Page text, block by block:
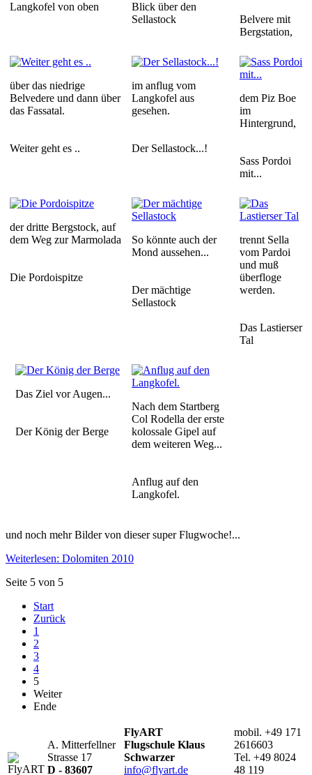
Langkofel von oben
Blick über den
Sellastock
Belvere mit
Bergstation,
über das niedrige
Belvedere und dann über
das Fassatal.
Weiter geht es ..
im anflug vom
Langkofel aus
gesehen.
Der Sellastock...!
dem Piz Boe
im
Hintergrund,
Sass Pordoi
mit...
der dritte Bergstock, auf
dem Weg zur Marmolada
Die Pordoispitze
So könnte auch der
Mond aussehen...
Der mächtige
Sellastock
trennt Sella
vom Pardoi
und muß
überfloge
werden.
Das Lastierser
Tal
Das Ziel vor Augen...
Der König der Berge
Nach dem Startberg
Col Rodella der erste
kolossale Gipel auf
dem weiteren Weg...
Anflug auf den
Langkofel.
und noch mehr Bilder von dieser super Flugwoche!...
Weiterlesen: Dolomiten 2010
Seite 5 von 5
Start
Zurück
1
2
3
4
5
Weiter
Ende
A. Mitterfellner
Strasse 17
D - 83607
FlyART
Flugschule Klaus
Schwarzer
info@flyart.de
mobil. +49 171
2616603
Tel. +49 8024
48 119